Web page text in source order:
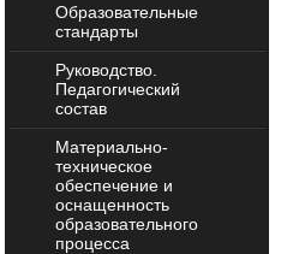
Образовательные
стандарты
Руководство.
Педагогический
состав
Материально-
техническое
обеспечение и
оснащенность
образовательного
процесса